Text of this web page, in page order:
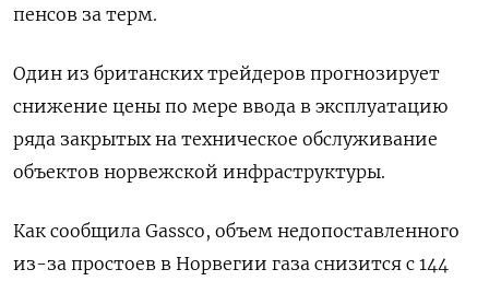
пенсов за терм.
Один из британских трейдеров прогнозирует
снижение цены по мере ввода в эксплуатацию
ряда закрытых на техническое обслуживание
объектов норвежской инфраструктуры.
Как сообщила Gassco, объем недопоставленного
из-за простоев в Норвегии газа снизится с 144